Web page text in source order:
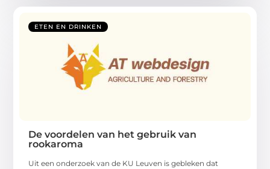
ETEN EN DRINKEN
De voordelen van het gebruik van
rookaroma
Uit een onderzoek van de KU Leuven is gebleken dat